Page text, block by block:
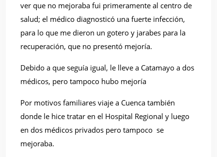
ver que no mejoraba fui primeramente al centro de
salud; el médico diagnosticó una fuerte infección,
para lo que me dieron un gotero y jarabes para la
recuperación, que no presentó mejoría.
Debido a que seguía igual, le lleve a Catamayo a dos
médicos, pero tampoco hubo mejoría
Por motivos familiares viaje a Cuenca también
donde le hice tratar en el Hospital Regional y luego
en dos médicos privados pero tampoco se
mejoraba.